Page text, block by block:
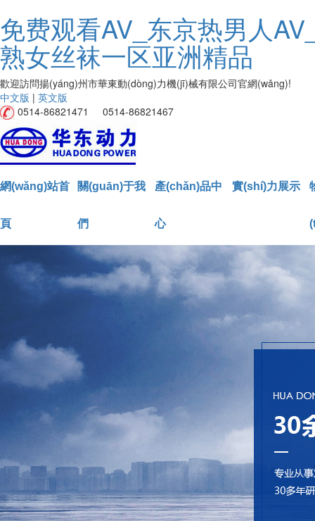
免费观看AV_东京热男人
熟女丝袜一区亚洲精品
歡迎訪問揚(yáng)州市華東動(dòng)力機(jī)械有限公司官網(wǎng)!
中文版 | 英文版
0514-86821471 0514-86821467
網(wǎng)站首
頁
關(guān)于我
們
產(chǎn)品中
心
實(shí)力展示